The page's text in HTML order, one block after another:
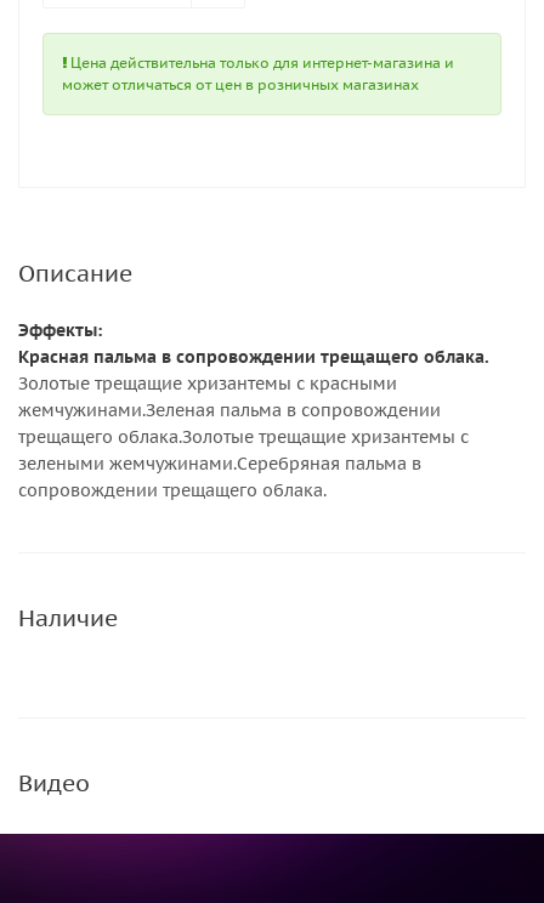
Цена действительна только для интернет-магазина и
может отличаться от цен в розничных магазинах
Описание
Эффекты:
Красная пальма в сопровождении трещащего облака.
Золотые трещащие хризантемы с красными
жемчужинами.Зеленая пальма в сопровождении
трещащего облака.Золотые трещащие хризантемы с
зелеными жемчужинами.Серебряная пальма в
сопровождении трещащего облака.
Наличие
Видео